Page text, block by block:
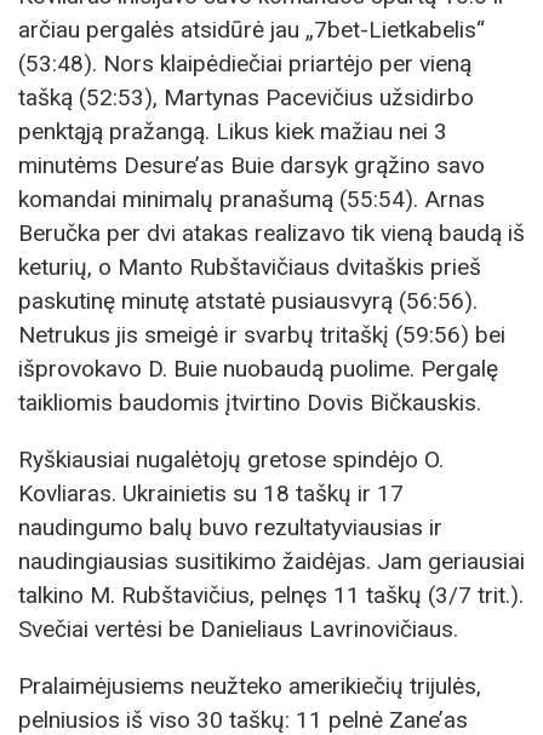
arčiau pergalės atsidūrė jau „7bet-Lietkabelis“
(53:48). Nors klaipėdiečiai priartėjo per vieną
tašką (52:53), Martynas Pacevičius užsidirbo
penktąją pražangą. Likus kiek mažiau nei 3
minutėms Desure’as Buie darsyk grąžino savo
komandai minimalų pranašumą (55:54). Arnas
Beručka per dvi atakas realizavo tik vieną baudą iš
keturių, o Manto Rubštavičiaus dvitaškis prieš
paskutinę minutę atstatė pusiausvyrą (56:56).
Netrukus jis smeigė ir svarbų tritaškį (59:56) bei
išprovokavo D. Buie nuobaudą puolime. Pergalę
taikliomis baudomis įtvirtino Dovis Bičkauskis.
Ryškiausiai nugalėtojų gretose spindėjo O.
Kovliaras. Ukrainietis su 18 taškų ir 17
naudingumo balų buvo rezultatyviausias ir
naudingiausias susitikimo žaidėjas. Jam geriausiai
talkino M. Rubštavičius, pelnęs 11 taškų (3/7 trit.).
Svečiai vertėsi be Danieliaus Lavrinovičiaus.
Pralaimėjusiems neužteko amerikiečių trijulės,
pelniusios iš viso 30 taškų: 11 pelnė Zane’as